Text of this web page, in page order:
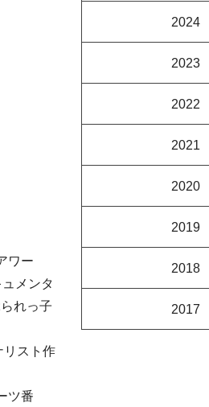
ワー
メンタ
れっ子
リスト作
ツ番
2024
2023
2022
2021
2020
2019
2018
2017